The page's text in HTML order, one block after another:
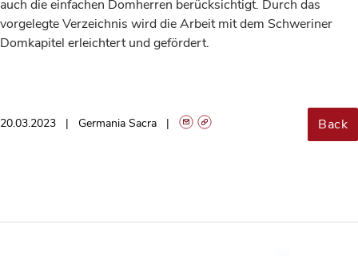
auch die einfachen Domherren berücksichtigt. Durch das
vorgelegte Verzeichnis wird die Arbeit mit dem Schweriner
Domkapitel erleichtert und gefördert.
20.03.2023 Germania Sacra Back